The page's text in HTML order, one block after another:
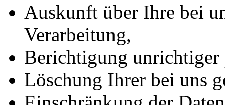
Auskunft über Ihre bei
Verarbeitung,
Berichtigung unrichtiger
Löschung Ihrer bei uns